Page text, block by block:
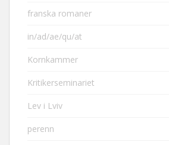
franska romaner
in/ad/ae/qu/at
Kornkammer
Kritikerseminariet
Lev i Lviv
perenn